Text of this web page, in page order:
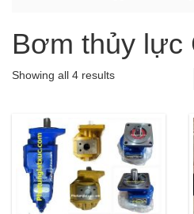
Bơm thủy lực
Showing all 4 results